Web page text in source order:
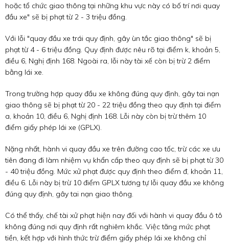
hoặc tổ chức giao thông tại những khu vực này có bố trí nơi quay
đầu xe" sẽ bị phạt từ 2 - 3 triệu đồng.
Với lỗi "quay đầu xe trái quy định, gây ùn tắc giao thông" sẽ bị
phạt từ 4 - 6 triệu đồng. Quy định được nêu rõ tại điểm k, khoản 5,
điều 6, Nghị định 168. Ngoài ra, lỗi này tài xế còn bị trừ 2 điểm
bằng lái xe.
Trong trường hợp quay đầu xe không đúng quy định, gây tai nạn
giao thông sẽ bị phạt từ 20 - 22 triệu đồng theo quy định tại điểm
a, khoản 10, điều 6, Nghị định 168. Lỗi này còn bị trừ thêm 10
điểm giấy phép lái xe (GPLX).
Nặng nhất, hành vi quay đầu xe trên đường cao tốc, trừ các xe ưu
tiên đang đi làm nhiệm vụ khẩn cấp theo quy định sẽ bị phạt từ 30
- 40 triệu đồng. Mức xử phạt được quy định theo điểm đ, khoản 11,
điều 6. Lỗi này bị trừ 10 điểm GPLX tương tự lỗi quay đầu xe không
đúng quy định, gây tai nạn giao thông.
Có thể thấy, chế tài xử phạt hiện nay đối với hành vi quay đầu ô tô
không đúng nơi quy định rất nghiêm khắc. Việc tăng mức phạt
tiền, kết hợp với hình thức trừ điểm giấy phép lái xe không chỉ